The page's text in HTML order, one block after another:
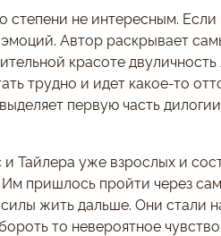
не интересным.
Автор раскрывает
красоте
трудно и идет какое-то
первую часть
Тайлера уже взрослых и
пришлось пройти через
жить дальше. Они стали
то невероятное